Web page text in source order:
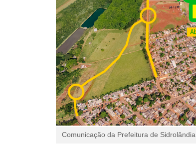
Comunicação da Prefeitura de Sidrolândia